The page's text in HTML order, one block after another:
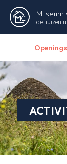
Museum
de huizen